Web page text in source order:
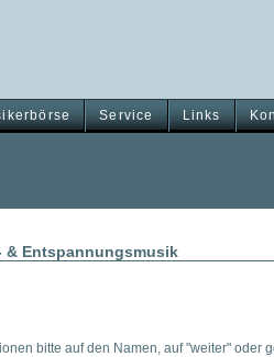
Service Links
& Entspannungsmusik
bitte auf den Namen, auf "weiter" oder